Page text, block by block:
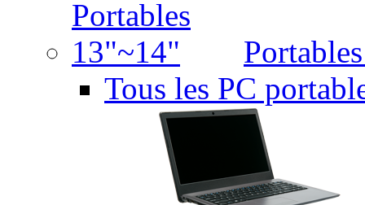
Tous les PC